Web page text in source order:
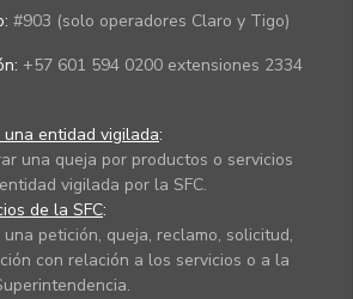
#903 (solo operadores Claro y Tigo)
+57 601 594 0200 extensiones 2334
entidad vigilada:
una queja por productos o servicios
vigilada por la SFC.
de la SFC:
petición, queja, reclamo, solicitud,
con relación a los servicios o a la